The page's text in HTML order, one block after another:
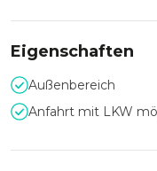
Rustikale
Das Hof-Café, im
lädt Sie ein.
Eigenschaften
Außenbereich
Anfahrt mit LKW